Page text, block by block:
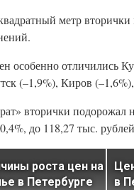
метр вторички
особенно отличились
(–1,9%), Киров
вторички подорожал
до 118,27 тыс.
роста цен на
в Петербурге
в